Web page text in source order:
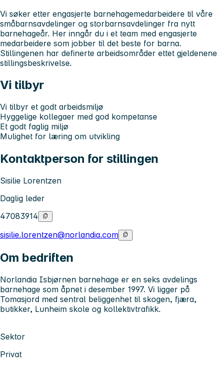
Vi søker etter engasjerte barnehagemedarbeidere til våre
småbarnsavdelinger og storbarnsavdelinger fra nytt
barnehageår. Her inngår du i et team med engasjerte
medarbeidere som jobber til det beste for barna.
Stillingenen har definerte arbeidsområder ettet gjeldenene
stillingsbeskrivelse.
Vi tilbyr
Vi tilbyr et godt arbeidsmiljø
Hyggelige kollegaer med god kompetanse
Et godt faglig miljø
Mulighet for læring om utvikling
Kontaktperson for stillingen
Sisilie Lorentzen
Daglig leder
47083914
sisilie.lorentzen@norlandia.com
Om bedriften
Norlandia Isbjørnen barnehage er en seks avdelings
barnehage som åpnet i desember 1997. Vi ligger på
Tomasjord med sentral beliggenhet til skogen, fjæra,
butikker, Lunheim skole og kollektivtrafikk.
Sektor
Privat